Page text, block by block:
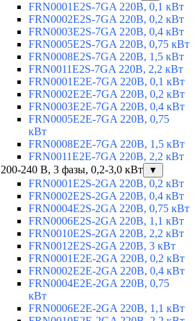
FRN0001E2S-7GA 220В, 0,1 кВт
FRN0002E2S-7GA 220В, 0,2 кВт
FRN0003E2S-7GA 220В, 0,4 кВт
FRN0005E2S-7GA 220В, 0,75 кВт
FRN0008E2S-7GA 220В, 1,5 кВт
FRN0011E2S-7GA 220В, 2,2 кВт
FRN0001E2E-7GA 220В, 0,1 кВт
FRN0002E2E-7GA 220В, 0,2 кВт
FRN0003E2E-7GA 220В, 0,4 кВт
FRN0005E2E-7GA 220В, 0,75
кВт
FRN0008E2E-7GA 220В, 1,5 кВт
FRN0011E2E-7GA 220В, 2,2 кВт
200-240 В, 3 фазы, 0,2-3,0 кВт
▼
FRN0001E2S-2GA 220В, 0,2 кВт
FRN0002E2S-2GA 220В, 0,4 кВт
FRN0004E2S-2GA 220В, 0,75 кВт
FRN0006E2S-2GA 220В, 1,1 кВт
FRN0010E2S-2GA 220В, 2,2 кВт
FRN0012E2S-2GA 220В, 3 кВт
FRN0001E2E-2GA 220В, 0,2 кВт
FRN0002E2E-2GA 220В, 0,4 кВт
FRN0004E2E-2GA 220В, 0,75
кВт
FRN0006E2E-2GA 220В, 1,1 кВт